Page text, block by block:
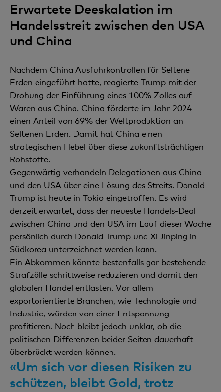
Erwartete Deeskalation im
Handelsstreit zwischen den USA
und China
Nachdem China Ausfuhrkontrollen für Seltene
Erden eingeführt hatte, reagierte Trump mit der
Drohung der Einführung eines 100% Zolles auf
Waren aus China. China förderte im Jahr 2024
einen Anteil von 69% der Weltproduktion an
Seltenen Erden. Damit hat China einen
strategischen Hebel über diese zukunftsträchtigen
Rohstoffe.
Gegenwärtig verhandeln Delegationen aus China
und den USA über eine Lösung des Streits. Donald
Trump ist heute in Tokio eingetroffen. Es wird
derzeit erwartet, dass der neueste Handels-Deal
zwischen China und den USA im Lauf dieser Woche
persönlich durch Donald Trump und Xi Jinping in
Südkorea unterzeichnet werden kann.
Ein Abkommen könnte bestenfalls gar bestehende
Strafzölle schrittweise reduzieren und damit den
globalen Handel entlasten. Vor allem
exportorientierte Branchen, wie Technologie und
Industrie, würden von einer Entspannung
profitieren. Noch bleibt jedoch unklar, ob die
politischen Differenzen beider Seiten dauerhaft
überbrückt werden können.
«Um sich vor diesen Risiken zu
schützen, bleibt Gold, trotz